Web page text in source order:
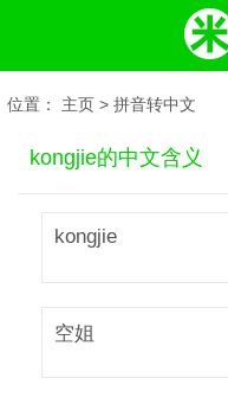
位置： 主页 > 拼音转中文
kongjie的中文含义
kongjie
空姐